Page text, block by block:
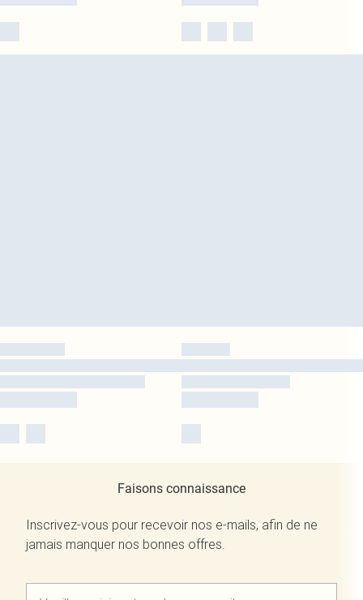
Faisons connaissance
Inscrivez-vous pour recevoir nos e-mails, afin de ne
jamais manquer nos bonnes offres.